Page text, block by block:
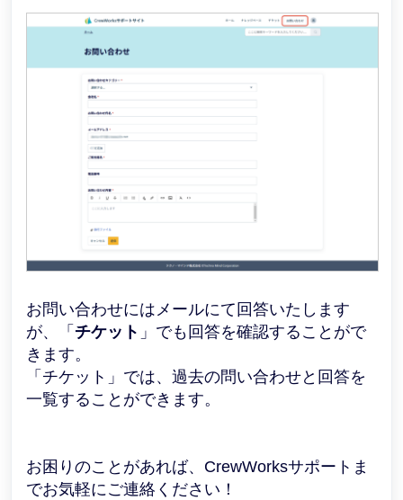
お問い合わせにはメールにて回答いたします
が、「 チケット 」でも回答を確認することがで
きます。
「チケット」では、過去の問い合わせと回答を
一覧することができます。
お困りのことがあれば、CrewWorksサポートま
でお気軽にご連絡ください！